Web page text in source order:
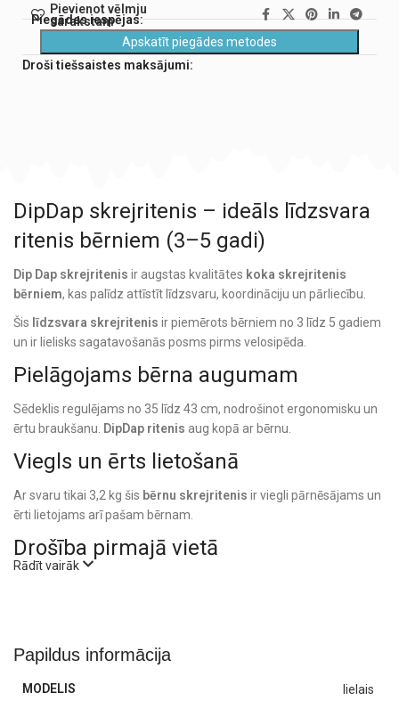
Pievienot vēlmju
sarakstam
Piegādes iespējas:
Apskatīt piegādes metodes
Droši tiešsaistes maksājumi:
DipDap skrejritenis – ideāls līdzsvara
ritenis bērniem (3–5 gadi)
Dip Dap skrejritenis ir augstas kvalitātes koka skrejritenis
bērniem, kas palīdz attīstīt līdzsvaru, koordināciju un pārliecību.
Šis līdzsvara skrejritenis ir piemērots bērniem no 3 līdz 5 gadiem
un ir lielisks sagatavošanās posms pirms velosipēda.
Pielāgojams bērna augumam
Sēdeklis regulējams no 35 līdz 43 cm, nodrošinot ergonomisku un
ērtu braukšanu. DipDap ritenis aug kopā ar bērnu.
Viegls un ērts lietošanā
Ar svaru tikai 3,2 kg šis bērnu skrejritenis ir viegli pārnēsājams un
ērti lietojams arī pašam bērnam.
Drošība pirmajā vietā
Komfortabla braukšana
Rādīt vairāk
Papildus informācija
MODELIS lielais